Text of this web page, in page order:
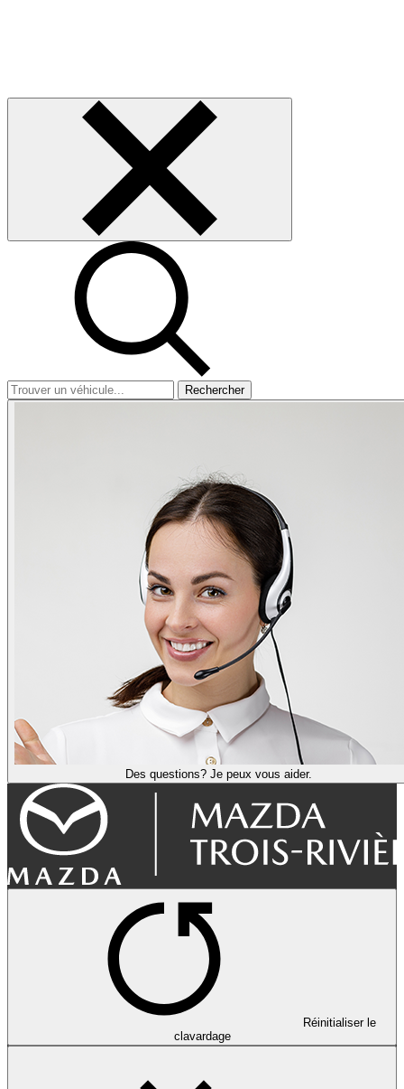
Rechercher
Des questions? Je peux vous aider.
Réinitialiser le
clavardage